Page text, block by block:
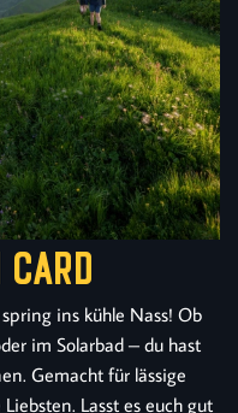
ins kühle Nass! Ob
im Solarbad – du hast
Gemacht für lässige
Lasst es euch gut